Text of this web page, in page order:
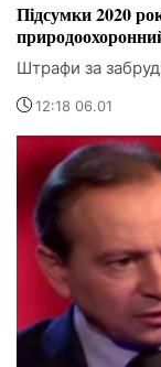
Підсумки 2020
Штрафи за
12:18 06.01